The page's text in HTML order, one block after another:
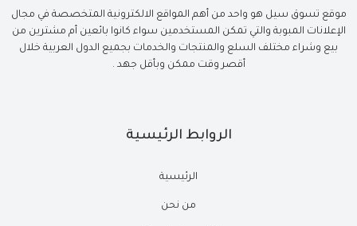
موقع تسوق سيل هو واحد من أهم المواقع الالكترونية المتخصصة في مجال
الإعلانات المبوبة والتي تمكن المستخدمين سواء كانوا بائعين أم مشترين من
بيع وشراء مختلف السلع والمنتجات والخدمات بجميع الدول العربية خلال
أقصر وقت ممكن وبأقل جهد .
الروابط الرئيسية
الرئيسية
من نحن